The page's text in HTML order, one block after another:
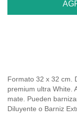
Formato 32 x 32 cm.
premium ultra White.
mate. Pueden
Diluyente o Barniz